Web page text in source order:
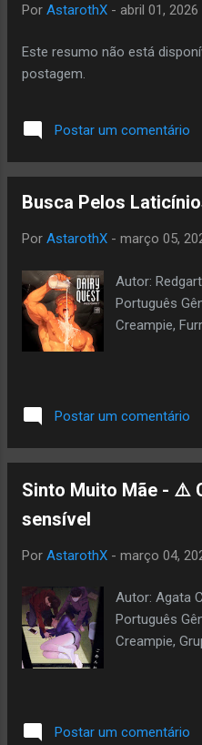
Por AstarothX - abril 01, 2026
Este resumo não está
postagem.
Postar um comentário
Busca Pelos
Por AstarothX - março 05,
Autor:
Português
Creampie,
Postar um comentário
Sinto Muito Mãe - ⚠️
sensível
Por AstarothX - março 04,
Autor: Agata
Português
Creampie,
Postar um comentário